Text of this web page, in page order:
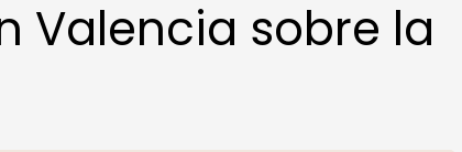
Valencia sobre la